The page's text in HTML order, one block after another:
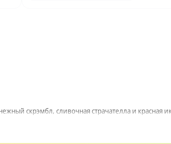
скрэмбл, сливочная страчателла и красная